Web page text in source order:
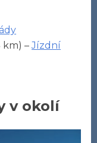
km) –Jízdní
v okolí